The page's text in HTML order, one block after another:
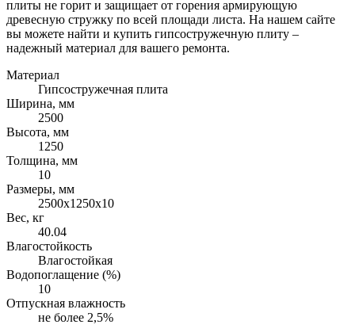
плиты не горит и защищает от горения армирующую
древесную стружку по всей площади листа. На нашем сайте
вы можете найти и купить гипсостружечную плиту –
надежный материал для вашего ремонта.
Материал
Гипсостружечная плита
Ширина, мм
2500
Высота, мм
1250
Толщина, мм
10
Размеры, мм
2500х1250х10
Вес, кг
40.04
Влагостойкость
Влагостойкая
Водопоглащение (%)
10
Отпускная влажность
не более 2,5%